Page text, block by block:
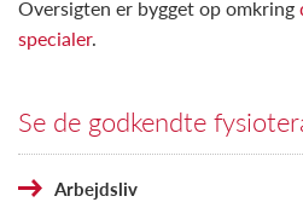
Oversigten er bygget op omkring
specialer.
Se de godkendte
Arbejdsliv